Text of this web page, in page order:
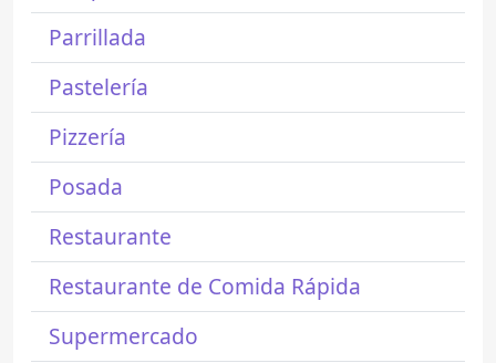
Parrillada
Pastelería
Pizzería
Posada
Restaurante
Restaurante de Comida Rápida
Supermercado